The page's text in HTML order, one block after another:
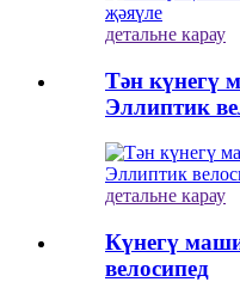
детальне карау
Тән күнегү
Эллиптик
детальне карау
Күнегү
велосипед